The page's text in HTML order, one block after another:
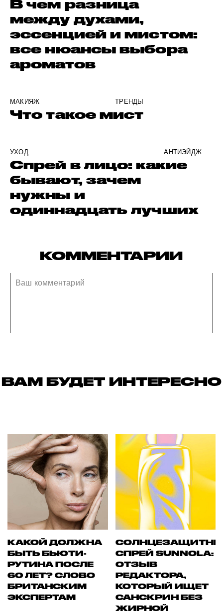
В чем разница
между духами,
эссенцией и мистом:
все нюансы выбора
ароматов
МАКИЯЖ ТРЕНДЫ
Что такое мист
УХОД АНТИЭЙДЖ
Спрей в лицо: какие
бывают, зачем
нужны и
одиннадцать лучших
КОММЕНТАРИИ
ВАМ БУДЕТ ИНТЕРЕСНО
КАКОЙ ДОЛЖНА
БЫТЬ БЬЮТИ-
РУТИНА ПОСЛЕ
60 ЛЕТ? СЛОВО
БРИТАНСКИМ
ЭКСПЕРТАМ
СПРЕЙ SUNNOLA:
ОТЗЫВ
РЕДАКТОРА,
КОТОРЫЙ ИЩЕТ
САНСКРИН БЕЗ
ЖИРНОЙ